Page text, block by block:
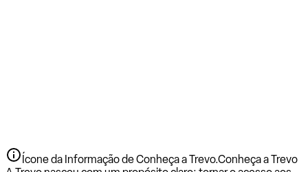
Ícone da Informação de Conheça a Trevo.Conheça a Trevo